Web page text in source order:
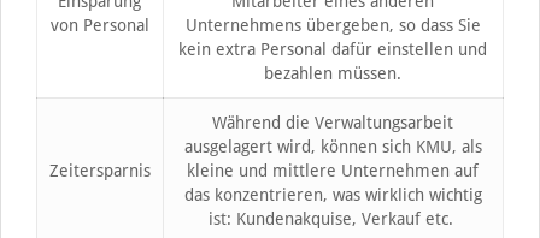
von Personal
Unternehmens übergeben, so dass Sie
kein extra Personal dafür einstellen und
bezahlen müssen.
Zeitersparnis
Während die Verwaltungsarbeit
ausgelagert wird, können sich KMU, als
kleine und mittlere Unternehmen auf
das konzentrieren, was wirklich wichtig
ist: Kundenakquise, Verkauf etc.